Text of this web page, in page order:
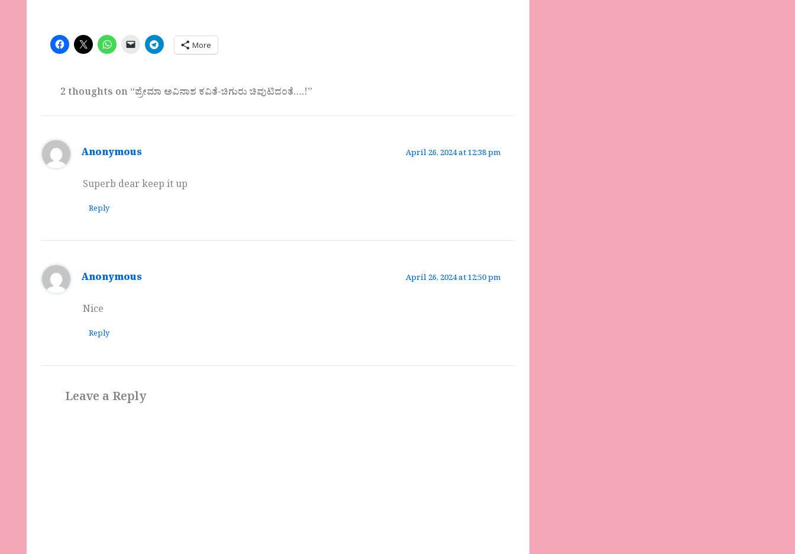
More
2 thoughts on “ಪ್ರೇಮಾ ಅವಿನಾಶ ಕವಿತೆ-ಚಿಗುರು ಚಿವುಟಿದಂತೆ….!”
Anonymous April 26, 2024 at 12:38 pm
Superb dear keep it up
Reply
Anonymous April 26, 2024 at 12:50 pm
Nice
Reply
Leave a Reply